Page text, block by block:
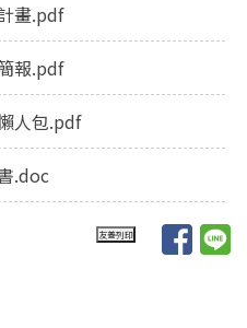
畫.pdf
報.pdf
人包.pdf
.doc